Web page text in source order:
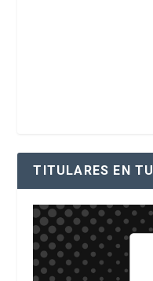
TITULARES EN